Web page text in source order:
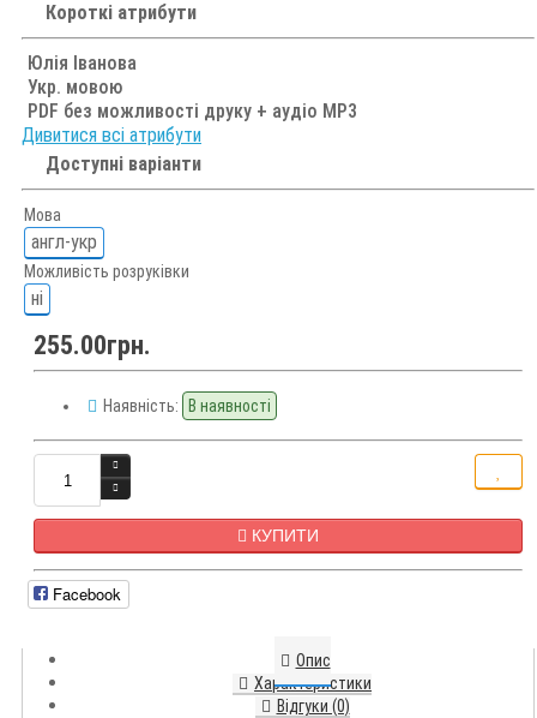
Короткі атрибути
Юлія Іванова
Укр. мовою
PDF без можливості друку + аудіо MP3
Дивитися всі атрибути
Доступні варіанти
Мова
англ-укр
Можливість розруківки
ні
255.00грн.
Наявність: В наявності
КУПИТИ
Facebook
Опис
Характеристики
Відгуки (0)